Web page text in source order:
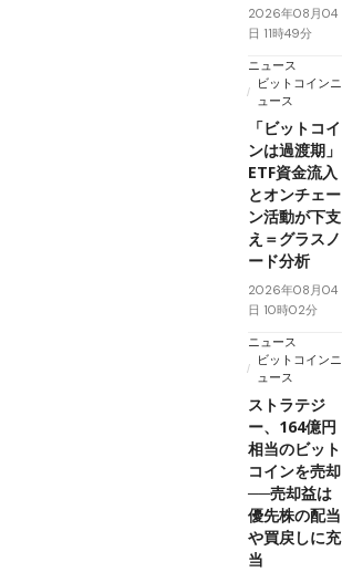
2026年08月04
日 11時49分
ニュース
ビットコインニ
ュース
「ビットコイ
ンは過渡期」
ETF資金流入
とオンチェー
ン活動が下支
え＝グラスノ
ード分析
2026年08月04
日 10時02分
ニュース
ビットコインニ
ュース
ストラテジ
ー、164億円
相当のビット
コインを売却
──売却益は
優先株の配当
や買戻しに充
当